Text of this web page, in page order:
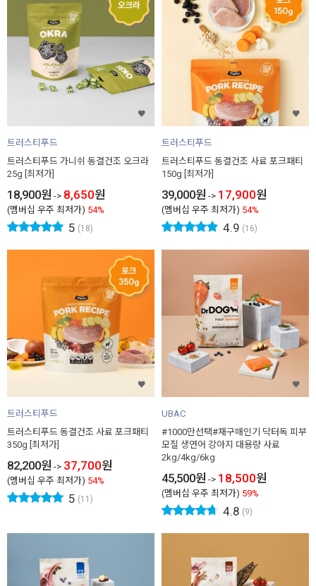
트러스티푸드
트러스티푸드 가니쉬 동결건조 오크라
25g [최저가]
18,900원 -> 8,650원
(멤버십 우주 최저가) 54%
5 (18)
트러스티푸드
트러스티푸드 동결건조 사료 포크패티
150g [최저가]
39,000원 -> 17,900원
(멤버십 우주 최저가) 54%
4.9 (16)
트러스티푸드
트러스티푸드 동결건조 사료 포크패티
350g [최저가]
82,200원 -> 37,700원
(멤버십 우주 최저가) 54%
5 (11)
UBAC
#1000만선택#재구매인기 닥터독 피부
모질 생연어 강아지 대용량 사료
2kg/4kg/6kg
45,500원 -> 18,500원
(멤버십 우주 최저가) 59%
4.8 (9)